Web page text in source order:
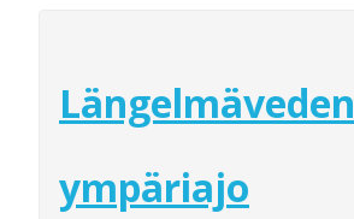
Längelmäveden
ympäriajo